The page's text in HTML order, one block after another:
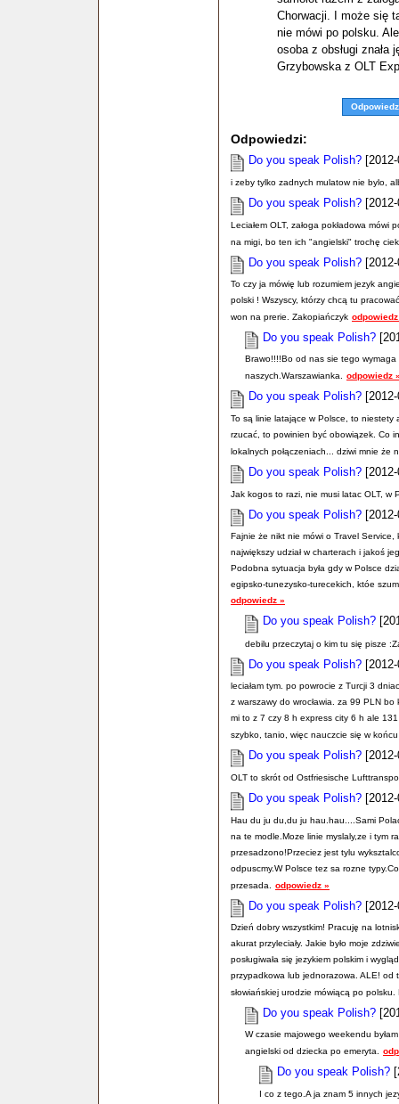
Chorwacji. I może się
nie mówi po polsku.
osoba z obsługi znała
Grzybowska z OLT
Odpowiedz
Odpowiedzi:
Do you speak Polish?
i zeby tylko zadnych mulatow nie bylo,
Do you speak Polish?
Leciałem OLT, załoga pokładowa
na migi, bo ten ich "angielski" trochę
Do you speak Polish?
To czy ja mówię lub rozumiem jezyk
polski ! Wszyscy, którzy chcą tu
won na prerie. Zakopiańczyk
Do you speak Polish?
Brawo!!!!Bo od nas sie tego
naszych.Warszawianka. odpowiedz
Do you speak Polish?
To są linie latające w Polsce, to niestety
rzucać, to powinien być obowiązek. Co
lokalnych połączeniach... dziwi mnie że
Do you speak Polish?
Jak kogos to razi, nie musi latac OLT, w
Do you speak Polish?
Fajnie że nikt nie mówi o Travel
największy udział w charterach i jakoś
Podobna sytuacja była gdy w Polsce
egipsko-tunezysko-turecekich, któe
odpowiedz »
Do you speak Polish?
debilu przeczytaj o kim tu się pisze
Do you speak Polish?
leciałam tym. po powrocie z Turcji 3
z warszawy do wrocławia. za 99 PLN
mi to z 7 czy 8 h express city 6 h ale
szybko, tanio, więc nauczcie się w
Do you speak Polish?
OLT to skrót od Ostfriesische
Do you speak Polish?
Hau du ju du,du ju hau.hau....Sami
na te modle.Moze linie myslaly,ze i tym
przesadzono!Przeciez jest tylu
odpuscmy.W Polsce tez sa rozne
przesada.
odpowiedz »
Do you speak Polish?
Dzień dobry wszystkim! Pracuję na
akurat przyleciały. Jakie było moje
posługiwała się jezykiem polskim i
przypadkowa lub jednorazowa. ALE! od
słowiańskiej urodzie mówiącą po
Do you speak Polish?
W czasie majowego weekendu
angielski od dziecka po emeryta.
Do you speak Polish?
I co z tego.A ja znam 5 innych